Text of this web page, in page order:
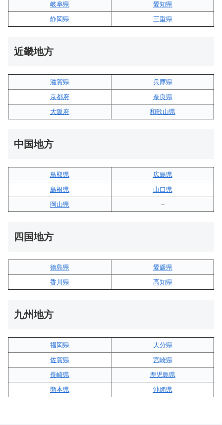
岐阜県
愛知県
静岡県
三重県
近畿地方
滋賀県
兵庫県
京都府
奈良県
大阪府
和歌山県
中国地方
鳥取県
広島県
島根県
山口県
岡山県
–
四国地方
徳島県
愛媛県
香川県
高知県
九州地方
福岡県
大分県
佐賀県
宮崎県
長崎県
鹿児島県
熊本県
沖縄県